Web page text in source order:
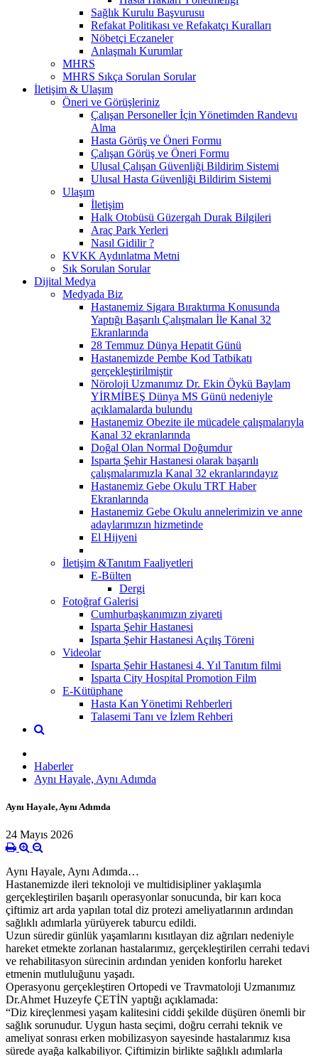
Sağlık Kurulu Başvurusu
Refakat Politikası ve Refakatçı Kuralları
Nöbetçi Eczaneler
Anlaşmalı Kurumlar
MHRS
MHRS Sıkça Sorulan Sorular
İletişim & Ulaşım
Öneri ve Görüşleriniz
Çalışan Personeller İçin Yönetimden Randevu
Alma
Hasta Görüş ve Öneri Formu
Çalışan Görüş ve Öneri Formu
Ulusal Çalışan Güvenliği Bildirim Sistemi
Ulusal Hasta Güvenliği Bildirim Sistemi
Ulaşım
İletişim
Halk Otobüsü Güzergah Durak Bilgileri
Araç Park Yerleri
Nasıl Gidilir ?
KVKK Aydınlatma Metni
Sık Sorulan Sorular
Dijital Medya
Medyada Biz
Hastanemiz Sigara Bıraktırma Konusunda
Yaptığı Başarılı Çalışmaları İle Kanal 32
Ekranlarında
28 Temmuz Dünya Hepatit Günü
Hastanemizde Pembe Kod Tatbikatı
gerçekleştirilmiştir
Nöroloji Uzmanımız Dr. Ekin Öykü Baylam
YİRMİBEŞ Dünya MS Günü nedeniyle
açıklamalarda bulundu
Hastanemiz Obezite ile mücadele çalışmalarıyla
Kanal 32 ekranlarında
Doğal Olan Normal Doğumdur
Isparta Şehir Hastanesi olarak başarılı
çalışmalarımızla Kanal 32 ekranlarındayız
Hastanemiz Gebe Okulu TRT Haber
Ekranlarında
Hastanemiz Gebe Okulu annelerimizin ve anne
adaylarımızın hizmetinde
El Hijyeni
İletişim &Tanıtım Faaliyetleri
E-Bülten
Dergi
Fotoğraf Galerisi
Cumhurbaşkanımızın ziyareti
Isparta Şehir Hastanesi
Isparta Şehir Hastanesi Açılış Töreni
Videolar
Isparta Şehir Hastanesi 4. Yıl Tanıtım filmi
Isparta City Hospital Promotion Film
E-Kütüphane
Hasta Kan Yönetimi Rehberleri
Talasemi Tanı ve İzlem Rehberi
Haberler
Aynı Hayale, Aynı Adımda
Aynı Hayale, Aynı Adımda
24 Mayıs 2026
Aynı Hayale, Aynı Adımda…
Hastanemizde ileri teknoloji ve multidisipliner yaklaşımla
gerçekleştirilen başarılı operasyonlar sonucunda, bir karı koca
çiftimiz art arda yapılan total diz protezi ameliyatlarının ardından
sağlıklı adımlarla yürüyerek taburcu edildi.
Uzun süredir günlük yaşamlarını kısıtlayan diz ağrıları nedeniyle
hareket etmekte zorlanan hastalarımız, gerçekleştirilen cerrahi tedavi
ve rehabilitasyon sürecinin ardından yeniden konforlu hareket
etmenin mutluluğunu yaşadı.
Operasyonu gerçekleştiren Ortopedi ve Travmatoloji Uzmanımız
Dr.Ahmet Huzeyfe ÇETİN yaptığı açıklamada:
“Diz kireçlenmesi yaşam kalitesini ciddi şekilde düşüren önemli bir
sağlık sorunudur. Uygun hasta seçimi, doğru cerrahi teknik ve
ameliyat sonrası erken mobilizasyon sayesinde hastalarımız kısa
sürede ayağa kalkabiliyor. Çiftimizin birlikte sağlıklı adımlarla